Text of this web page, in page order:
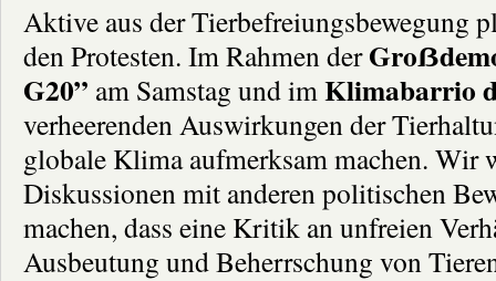
Aktive aus der Tierbefreiungsbewegung
den Protesten. Im Rahmen der
G20” am Samstag und im Klimabarrio
verheerenden Auswirkungen der
globale Klima aufmerksam machen. Wir
Diskussionen mit anderen politischen
machen, dass eine Kritik an unfreien
Ausbeutung und Beherrschung von